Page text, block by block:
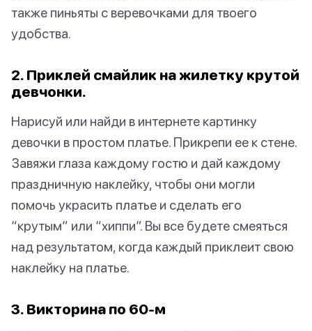
также пиньяты с веревочками для твоего
удобства.
2. Приклей смайлик на жилетку крутой
девчонки.
Нарисуй или найди в интернете картинку
девочки в простом платье. Прикрепи ее к стене.
Завяжи глаза каждому гостю и дай каждому
праздничную наклейку, чтобы они могли
помочь украсить платье и сделать его
“крутым” или “хиппи”. Вы все будете смеяться
над результатом, когда каждый приклеит свою
наклейку на платье.
3. Викторина по 60-м